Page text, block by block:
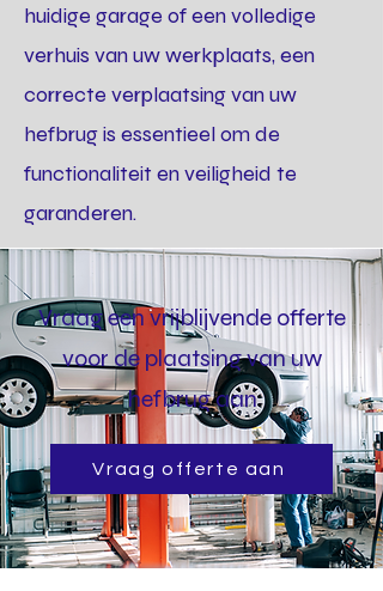
huidige garage of een volledige
verhuis van uw werkplaats, een
correcte verplaatsing van uw
hefbrug is essentieel om de
functionaliteit en veiligheid te
garanderen.
Vraag een vrijblijvende offerte
voor de plaatsing van uw
hefbrug aan
Vraag offerte aan